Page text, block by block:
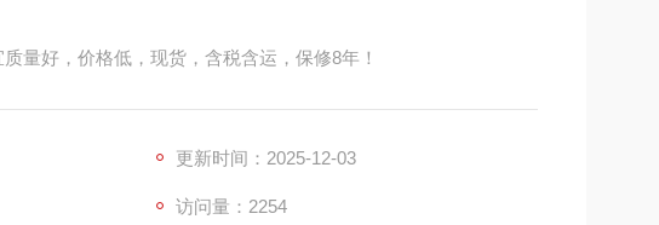
量好，价格低，现货，含税含运，保修8年！
更新时间：2025-12-03
访问量：2254